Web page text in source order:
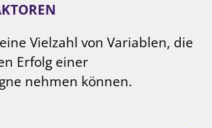
Vielzahl von Variablen, die
Erfolg einer
nehmen können.